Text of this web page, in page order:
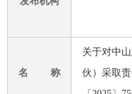
名 称
关于对中
伙）采取